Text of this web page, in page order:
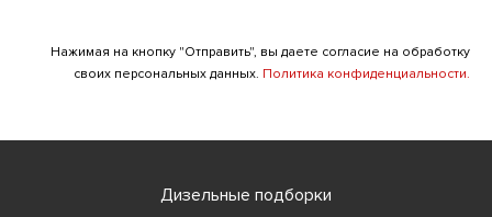
Нажимая на кнопку "Отправить", вы даете согласие на обработку
своих персональных данных. Политика конфиденциальности.
Дизельные подборки